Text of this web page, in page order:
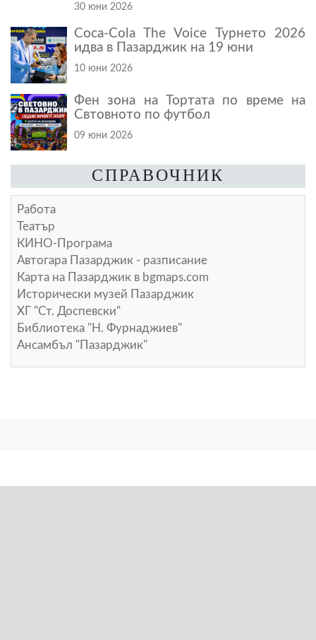
30 юни 2026
Coca-Cola The Voice Турнето 2026
идва в Пазарджик на 19 юни
10 юни 2026
Фен зона на Тортата по време на
Свтовното по футбол
09 юни 2026
СПРАВОЧНИК
Работа
Театър
КИНО-Програма
Автогара Пазарджик - разписание
Карта на Пазарджик в bgmaps.com
Исторически музей Пазарджик
ХГ "Ст. Доспевски"
Библиотека "Н. Фурнаджиев"
Ансамбъл "Пазарджик"